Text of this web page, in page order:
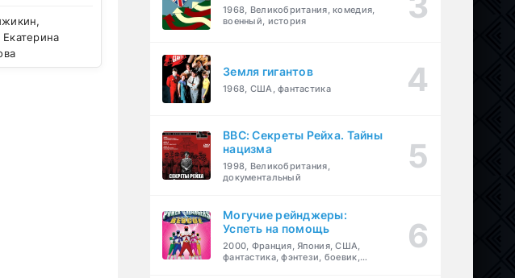
1968, Великобритания, комедия,
военный, история
Земля гигантов
1968, США, фантастика
BBC: Секреты Рейха. Тайны
нацизма
1998, Великобритания,
документальный
Могучие рейнджеры:
Успеть на помощь
2000, Франция, Япония, США,
фантастика, фэнтези, боевик,